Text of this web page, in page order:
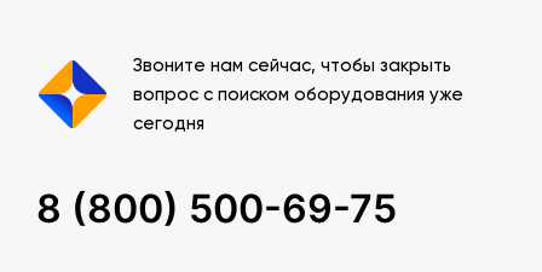
Звоните нам сейчас, чтобы закрыть
вопрос с поиском оборудования уже
сегодня
8 (800) 500-69-75